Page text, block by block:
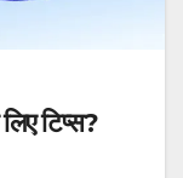
टिप्स?